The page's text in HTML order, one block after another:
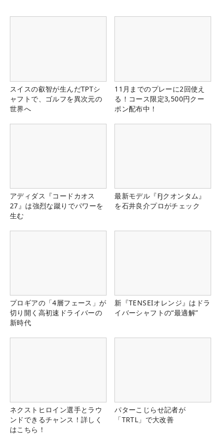
スイスの叡智が生んだTPTシ
ャフトで、ゴルフを異次元の
世界へ
11月までのプレーに2回使え
る！コース限定3,500円クー
ポン配布中！
アディダス『コードカオス
27』は強烈な蹴りでパワーを
生む
最新モデル『FJクオンタム』
を石井良介プロがチェック
プロギアの「4層フェース」が
切り開く高初速ドライバーの
新時代
新『TENSEIオレンジ』はドラ
イバーシャフトの“最適解”
ネクストヒロイン選手とラウ
ンドできるチャンス！詳しく
はこちら！
パターこじらせ記者が
「TRTL」で大改善